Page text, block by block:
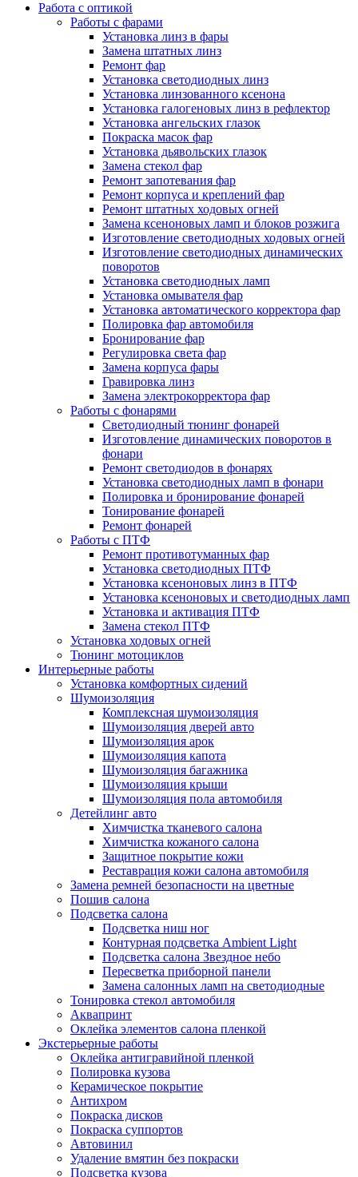
Работа с оптикой
Работы с фарами
Установка линз в фары
Замена штатных линз
Ремонт фар
Установка светодиодных линз
Установка линзованного ксенона
Установка галогеновых линз в рефлектор
Установка ангельских глазок
Покраска масок фар
Установка дьявольских глазок
Замена стекол фар
Ремонт запотевания фар
Ремонт корпуса и креплений фар
Ремонт штатных ходовых огней
Замена ксеноновых ламп и блоков розжига
Изготовление светодиодных ходовых огней
Изготовление светодиодных динамических
поворотов
Установка светодиодных ламп
Установка омывателя фар
Установка автоматического корректора фар
Полировка фар автомобиля
Бронирование фар
Регулировка света фар
Замена корпуса фары
Гравировка линз
Замена электрокорректора фар
Работы с фонарями
Светодиодный тюнинг фонарей
Изготовление динамических поворотов в
фонари
Ремонт светодиодов в фонарях
Установка светодиодных ламп в фонари
Полировка и бронирование фонарей
Тонирование фонарей
Ремонт фонарей
Работы с ПТФ
Ремонт противотуманных фар
Установка светодиодных ПТФ
Установка ксеноновых линз в ПТФ
Установка ксеноновых и светодиодных ламп
Установка и активация ПТФ
Замена стекол ПТФ
Установка ходовых огней
Тюнинг мотоциклов
Интерьерные работы
Установка комфортных сидений
Шумоизоляция
Комплексная шумоизоляция
Шумоизоляция дверей авто
Шумоизоляция арок
Шумоизоляция капота
Шумоизоляция багажника
Шумоизоляция крыши
Шумоизоляция пола автомобиля
Детейлинг авто
Химчистка тканевого салона
Химчистка кожаного салона
Защитное покрытие кожи
Реставрация кожи салона автомобиля
Замена ремней безопасности на цветные
Пошив салона
Подсветка салона
Подсветка ниш ног
Контурная подсветка Ambient Light
Подсветка салона Звездное небо
Пересветка приборной панели
Замена салонных ламп на светодиодные
Тонировка стекол автомобиля
Аквапринт
Оклейка элементов салона пленкой
Экстерьерные работы
Оклейка антигравийной пленкой
Полировка кузова
Керамическое покрытие
Антихром
Покраска дисков
Покраска суппортов
Автовинил
Удаление вмятин без покраски
Подсветка кузова